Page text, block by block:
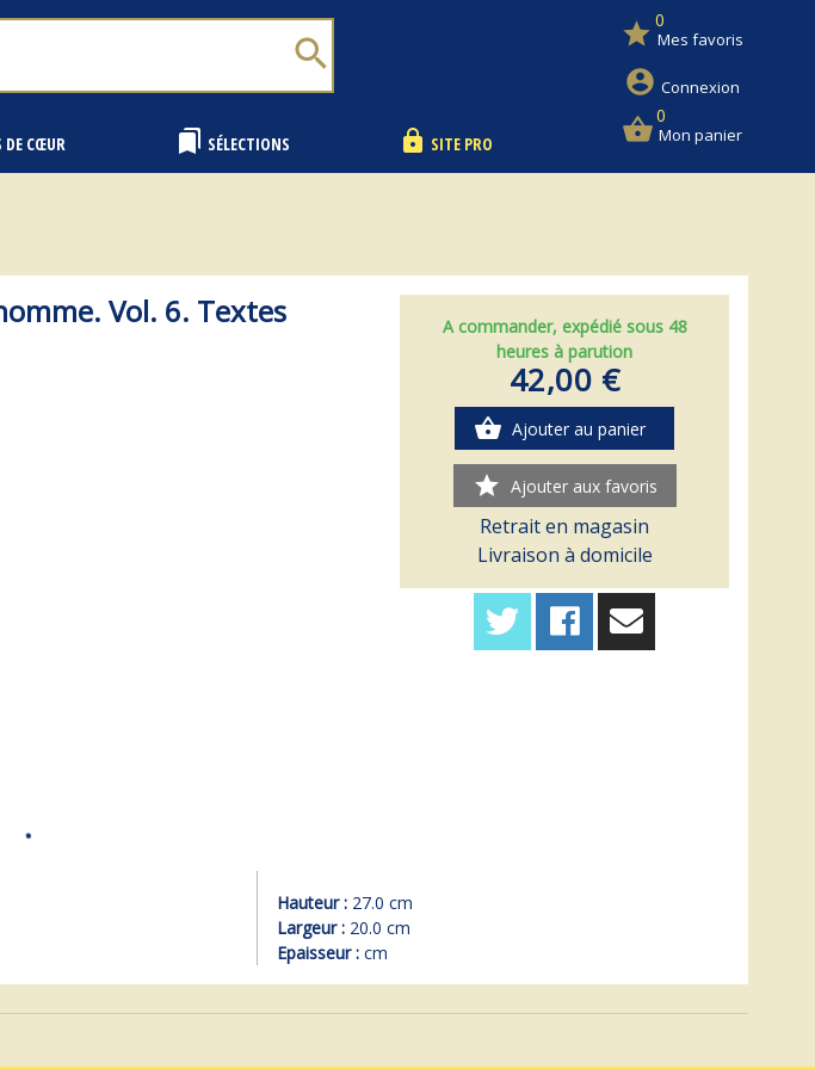
search
DE CŒUR bookmarks SÉLECTIONS lock SITE PRO
star 0
Mes favoris
account_circle Connexion
shopping_basket0
Mon panier
Vol. 6. Textes
A commander, expédié sous 48
heures à parution
42,00 €
shopping_basket Ajouter au panier
star Ajouter aux favoris
Retrait en magasin
Livraison à domicile
Hauteur : 27.0 cm
Largeur : 20.0 cm
Epaisseur : cm